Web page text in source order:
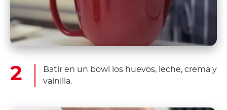
Batir en un bowl los huevos, leche, crema y
vainilla.